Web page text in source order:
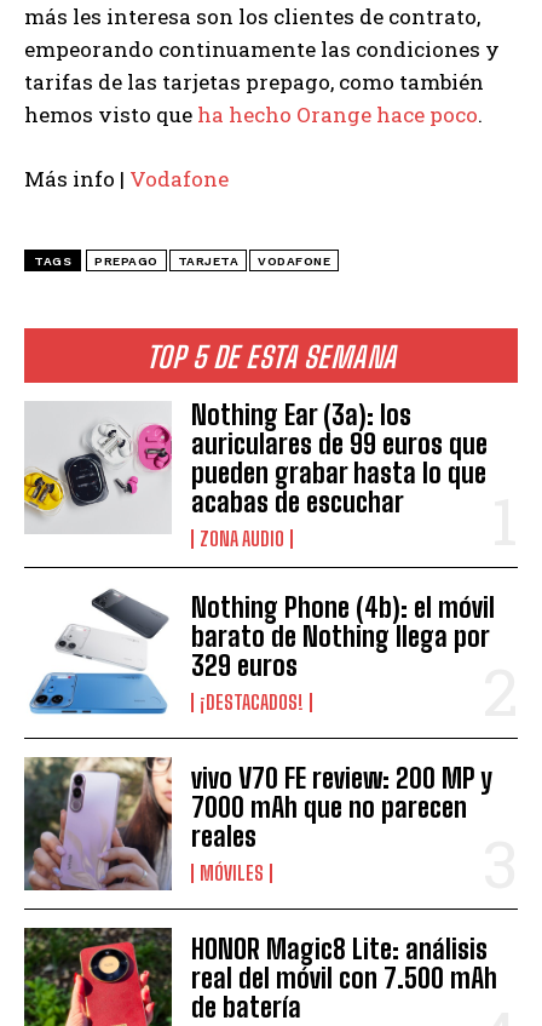
TOP 5 DE ESTA SEMANA
Nothing Ear (3a): los
auriculares de 99 euros que
pueden grabar hasta lo que
acabas de escuchar
ZONA AUDIO
Nothing Phone (4b): el móvil
barato de Nothing llega por
329 euros
¡DESTACADOS!
vivo V70 FE review: 200 MP y
7000 mAh que no parecen
reales
MÓVILES
HONOR Magic8 Lite: análisis
real del móvil con 7.500 mAh
de batería
más les interesa son los clientes de contrato,
empeorando continuamente las condiciones y
tarifas de las tarjetas prepago, como también
hemos visto que ha hecho Orange hace poco.
Más info | Vodafone
TAGS PREPAGO TARJETA VODAFONE